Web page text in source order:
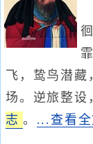
飞，鸷鸟潜
场。逆旅整设
志 。 ...查看